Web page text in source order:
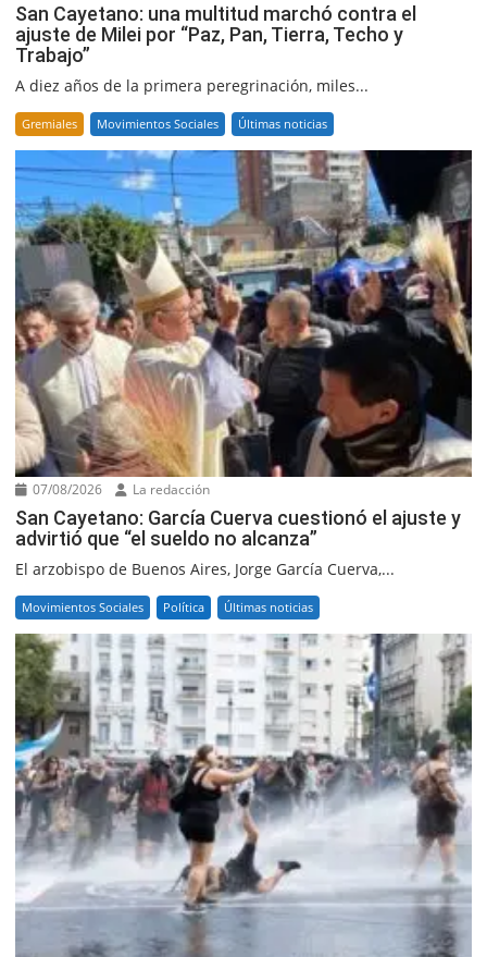
San Cayetano: una multitud marchó contra el
ajuste de Milei por “Paz, Pan, Tierra, Techo y
Trabajo”
A diez años de la primera peregrinación, miles...
Gremiales Movimientos Sociales Últimas noticias
07/08/2026 La redacción
San Cayetano: García Cuerva cuestionó el ajuste y
advirtió que “el sueldo no alcanza”
El arzobispo de Buenos Aires, Jorge García Cuerva,...
Movimientos Sociales Política Últimas noticias